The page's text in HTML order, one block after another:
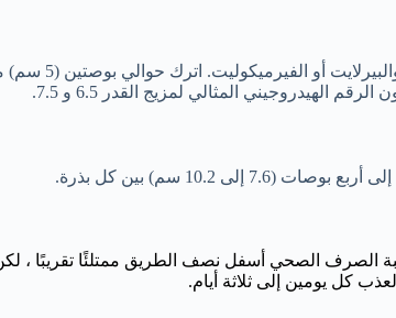
استخدم خليطًا غير متجانس جيد التصريف ويحتوي على طحالب الخث والبيرلايت
الهيدروجيني المثالي لمزيج القدر 6.5 و 7.5.
الصرف الصحي أسفل نصف الطريق ممتلئًا تقريبًا ،
كل يومين إلى ثلاثة أيام.